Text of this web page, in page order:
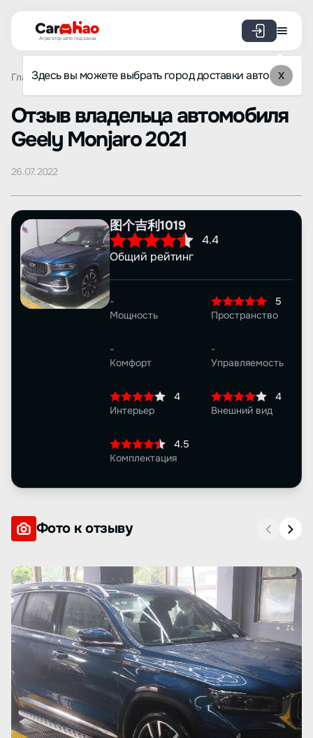
Агрегатор авто под заказ
Здесь вы можете выбрать город доставки авто X
Главная Отзывы Geely Monjaro Просмотр отзыва
Oтзыв владельца автомобиля
Geely Monjaro 2021
26.07.2022
图个吉利1019
4.4
Общий рейтинг
-
Мощность
5
Пространство
-
Комфорт
-
Управляемость
4
Интерьер
4
Внешний вид
4.5
Комплектация
Фото к отзыву